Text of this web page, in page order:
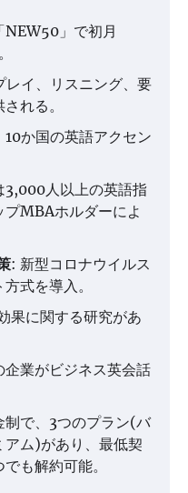
NEW50」で初月
イ、リスニング、要
れる。
か国の英語アクセン
3,000人以上の英語指
MBAホルダーによ
: 新型コロナウイルス
式を導入。
果に関する研究があ
企業がビジネス英会話
制で、3つのプラン(バ
アム)があり、最低契
も解約可能。